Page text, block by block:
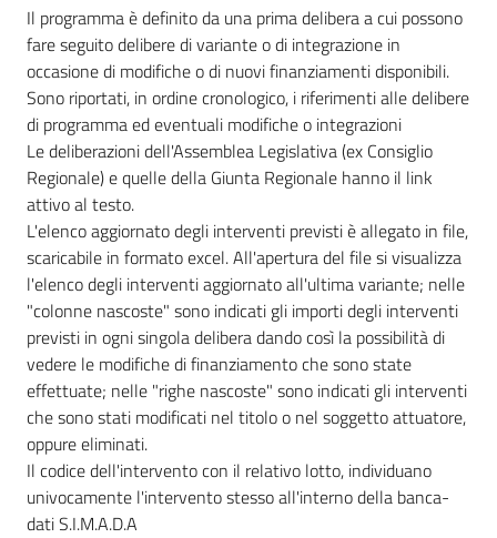
Il programma è definito da una prima delibera a cui possono
fare seguito delibere di variante o di integrazione in
occasione di modifiche o di nuovi finanziamenti disponibili.
Sono riportati, in ordine cronologico, i riferimenti alle delibere
di programma ed eventuali modifiche o integrazioni
Le deliberazioni dell'Assemblea Legislativa (ex Consiglio
Regionale) e quelle della Giunta Regionale hanno il link
attivo al testo.
L'elenco aggiornato degli interventi previsti è allegato in file,
scaricabile in formato excel. All'apertura del file si visualizza
l'elenco degli interventi aggiornato all'ultima variante; nelle
"colonne nascoste" sono indicati gli importi degli interventi
previsti in ogni singola delibera dando così la possibilità di
vedere le modifiche di finanziamento che sono state
effettuate; nelle "righe nascoste" sono indicati gli interventi
che sono stati modificati nel titolo o nel soggetto attuatore,
oppure eliminati.
Il codice dell'intervento con il relativo lotto, individuano
univocamente l'intervento stesso all'interno della banca-
dati S.I.M.A.D.A